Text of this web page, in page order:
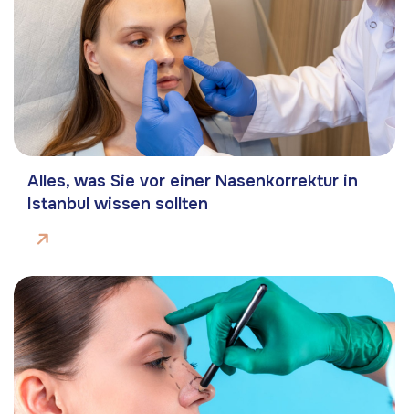
Alles, was Sie vor einer Nasenkorrektur in
Istanbul wissen sollten